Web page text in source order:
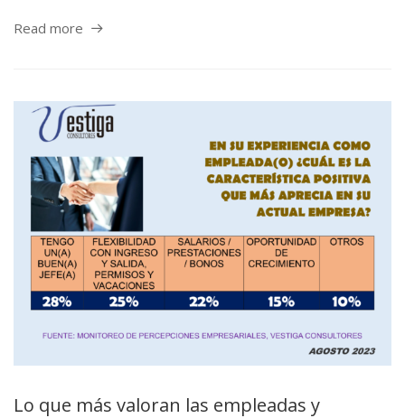
Read more
Lo que más valoran las empleadas y